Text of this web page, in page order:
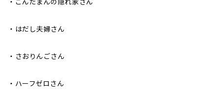
・はだし夫婦さん
・さおりんごさん
・ハーフゼロさん